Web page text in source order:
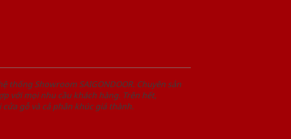
thống Showroom SAIGONDOOR. Chuyên sản
với mọi nhu cầu khách hàng. Trên hết,
cửa gỗ và cả phân khúc giá thành.